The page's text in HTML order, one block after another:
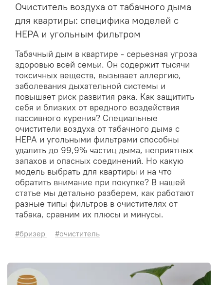
Очиститель воздуха от табачного дыма
для квартиры: специфика моделей с
HEPA и угольным фильтром
Табачный дым в квартире - серьезная угроза
здоровью всей семьи. Он содержит тысячи
токсичных веществ, вызывает аллергию,
заболевания дыхательной системы и
повышает риск развития рака. Как защитить
себя и близких от вредного воздействия
пассивного курения? Специальные
очистители воздуха от табачного дыма с
HEPA и угольными фильтрами способны
удалить до 99,9% частиц дыма, неприятных
запахов и опасных соединений. Но какую
модель выбрать для квартиры и на что
обратить внимание при покупке? В нашей
статье мы детально разберем, как работают
разные типы фильтров в очистителях от
табака, сравним их плюсы и минусы.
#бризер #очиститель